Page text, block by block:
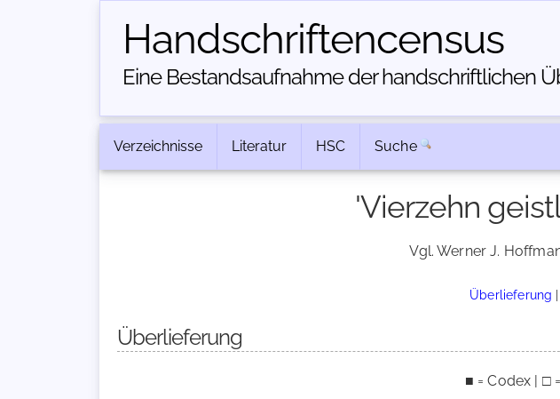
Handschriften­census
Eine Bestandsaufnahme der handschriftlichen
Verzeichnisse Literatur HSC Suche
'Vierzehn
Vgl. Werner J.
Überlieferung |
Überlieferung
■ = Codex | □